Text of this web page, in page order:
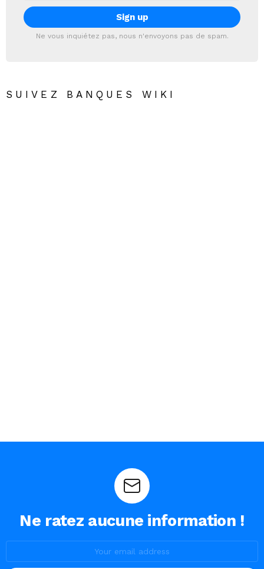
Ne vous inquiétez pas, nous n'envoyons pas de spam.
SUIVEZ BANQUES WIKI
Ne ratez aucune information !